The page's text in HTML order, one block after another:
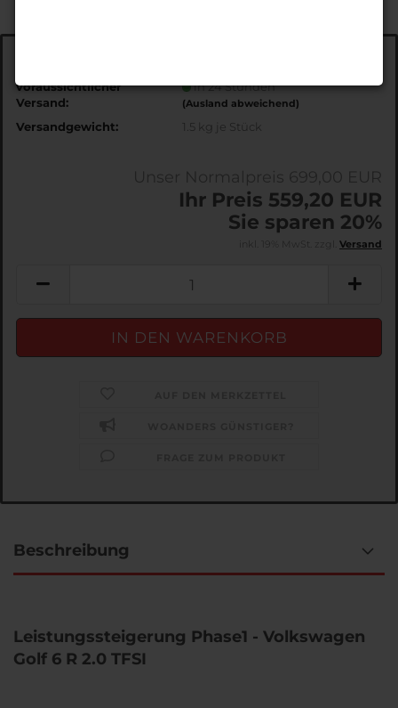
voraussichtlicher
Versand:
in 24 Stunden
(Ausland abweichend)
Versandgewicht: 1.5 kg je Stück
Ihr Preis 559,20 EUR
Sie sparen 20%
Versand
Beschreibung
Leistungssteigerung Phase1 - Volkswagen
Golf 6 R 2.0 TFSI